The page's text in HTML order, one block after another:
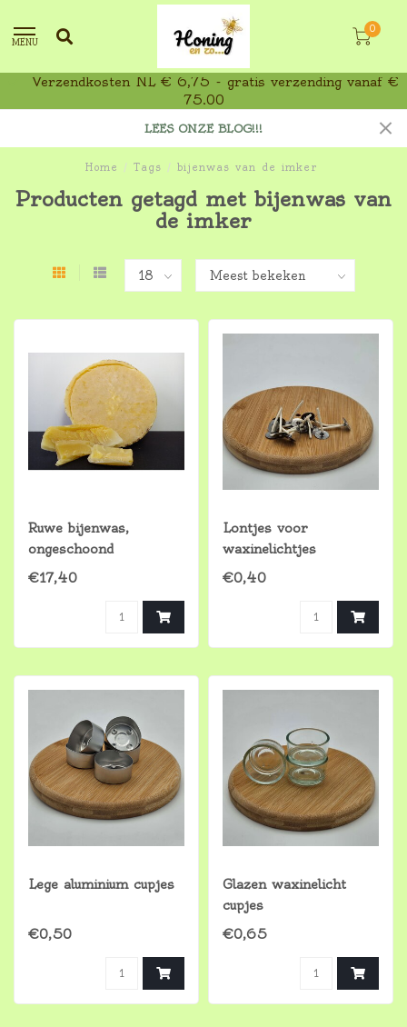
MENU
0
Verzendkosten NL € 6,75 - gratis verzending vanaf €
75,00
LEES ONZE BLOG!!!
Home / Tags / bijenwas van de imker
Producten getagd met bijenwas van
de imker
Ruwe bijenwas,
ongeschoond
€17,40
Lontjes voor
waxinelichtjes
€0,40
Lege aluminium cupjes
€0,50
Glazen waxinelicht
cupjes
€0,65